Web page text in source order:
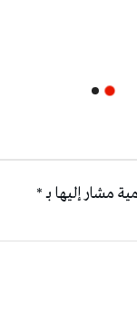
مشار إليها بـ*